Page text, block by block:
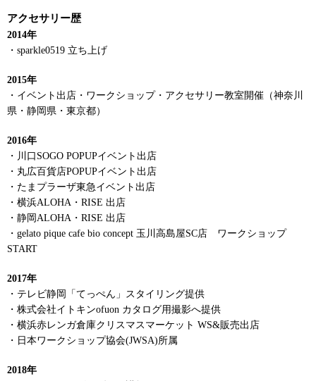
アクセサリー歴
2014年
・sparkle0519 立ち上げ
2015年
・イベント出店・ワークショップ・アクセサリー教室開催（神奈川
県・静岡県・東京都）
2016年
・川口SOGO POPUPイベント出店
・丸広百貨店POPUPイベント出店
・たまプラーザ東急イベント出店
・横浜ALOHA・RISE 出店
・静岡ALOHA・RISE 出店
・gelato pique cafe bio concept 玉川高島屋SC店 ワークショップ
START
2017年
・テレビ静岡「てっぺん」スタイリング提供
・株式会社イトキンofuon カタログ用撮影へ提供
・横浜赤レンガ倉庫クリスマスマーケット WS&販売出店
・日本ワークショップ協会(JWSA)所属
2018年